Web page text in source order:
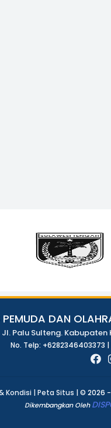
DAN
Jl. Palu Sulteng. Kabupaten
No. Telp: +6282346403373
Kondisi |Peta Situs |© 2026
Dikembangkan Oleh